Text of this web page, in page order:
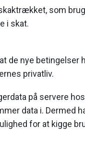
som
i skat.
de nye betingelser
privatliv.
på servere
data i. Dermed
for at kigge